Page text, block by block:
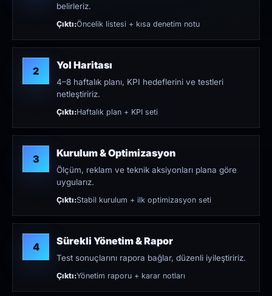
belirleriz.
Çıktı:Öncelik listesi + kısa denetim notu
2 Yol Haritası
4–8 haftalık planı, KPI hedeflerini ve testleri
netleştiririz.
Çıktı:Haftalık plan + KPI seti
3 Kurulum & Optimizasyon
Ölçüm, reklam ve teknik aksiyonları plana göre
uygularız.
Çıktı:Stabil kurulum + ilk optimizasyon seti
4 Sürekli Yönetim & Rapor
Test sonuçlarını rapora bağlar, düzenli iyileştiririz.
Çıktı:Yönetim raporu + karar notları